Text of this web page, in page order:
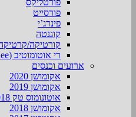
פורסייט
פינרג’י
קוגנטה
קורטיקה/
רי אוטומוטיב (Ree)
ארועים וכנסים
אקומושן 2020
אקומושן 2019
אוטונומוס טק 2018
אקומושן 2018